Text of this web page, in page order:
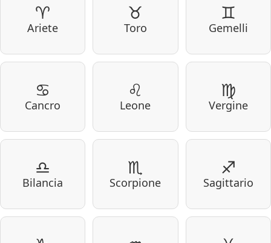
♈
Ariete
♉
Toro
♊
Gemelli
♋
Cancro
♌
Leone
♍
Vergine
♎
Bilancia
♏
Scorpione
♐
Sagittario